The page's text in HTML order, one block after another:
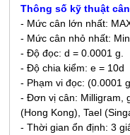
Thông số kỹ thuật
- Mức cân lớn nhất:
- Mức cân nhỏ nhất: Min
- Độ đọc: d = 0.0001 g.
- Độ chia kiểm: e = 10d
- Phạm vi đọc: (0.0001
- Đơn vị cân: Milligram,
(Hong Kong), Tael
- Thời gian ổn định: 3